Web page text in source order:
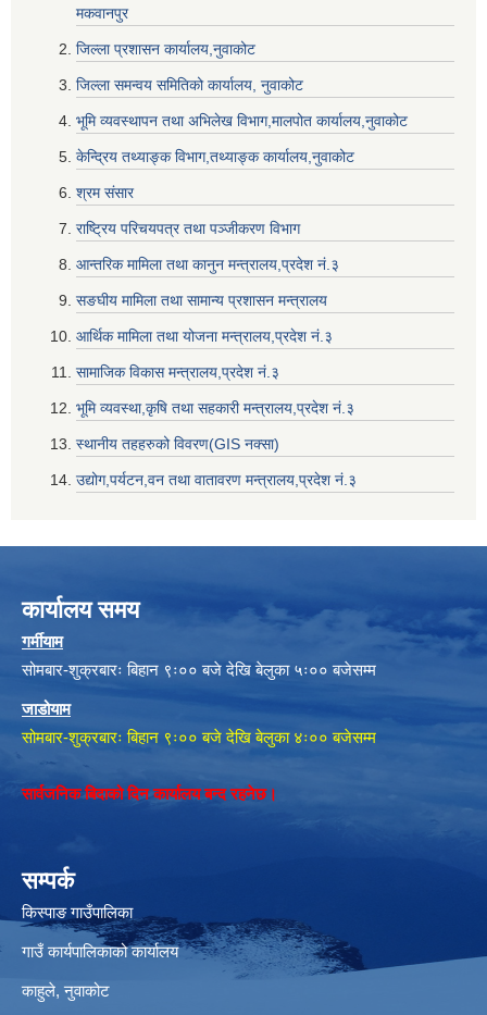
मकवानपुर
जिल्ला प्रशासन कार्यालय,नुवाकोट
जिल्ला समन्वय समितिको कार्यालय, नुवाकोट
भूमि व्यवस्थापन तथा अभिलेख विभाग,मालपोत कार्यालय,नुवाकोट
केन्द्रिय तथ्याङ्क विभाग,तथ्याङ्क कार्यालय,नुवाकोट
श्रम संसार
राष्ट्रिय परिचयपत्र तथा पञ्जीकरण विभाग
आन्तरिक मामिला तथा कानुन मन्त्रालय,प्रदेश नं‌‍‌‍.३
सङघीय मामिला तथा सामान्य प्रशासन मन्त्रालय
आर्थिक मामिला तथा योजना मन्त्रालय,प्रदेश नं‌‍‌‍.३
सामाजिक विकास मन्त्रालय,प्रदेश नं‌‍‌‍.३
भूमि व्यवस्था,कृषि तथा सहकारी मन्त्रालय,प्रदेश नं‌‍‌‍.३
स्थानीय तहहरुको विवरण(GIS नक्सा)
उद्योग,पर्यटन,वन तथा वातावरण मन्त्रालय,प्रदेश नं‌‍‌‍.३
कार्यालय समय
गर्मीयाम
सोमबार-शुक्रबारः बिहान ९ः०० बजे देखि बेलुका ५ः०० बजेसम्म
जाडोयाम
सोमबार-शुक्रबारः बिहान ९ः०० बजे देखि बेलुका ४ः०० बजेसम्म
सार्वजनिक बिदाको दिन कार्यालय बन्द रहनेछ।
सम्पर्क
किस्पाङ गाउँपालिका
गाउँ कार्यपालिकाको कार्यालय
काहुले‍‍, नुवाकोट